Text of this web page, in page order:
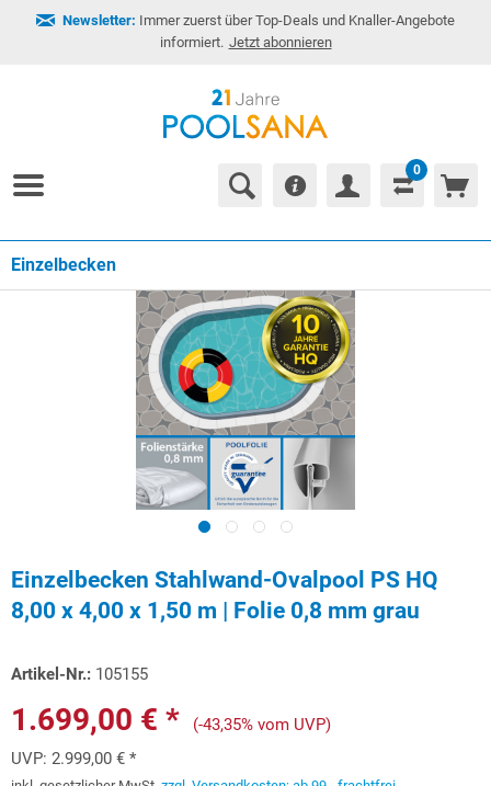
Newsletter: Immer zuerst über Top-Deals und Knaller-Angebote
informiert. Jetzt abonnieren
0
Einzelbecken
Einzelbecken Stahlwand-Ovalpool PS HQ
8,00 x 4,00 x 1,50 m | Folie 0,8 mm grau
Artikel-Nr.: 105155
1.699,00 € *
(-43,35% vom UVP)
UVP: 2.999,00 € *